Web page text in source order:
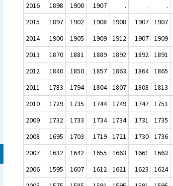
2016
1898 1900 1907 . . .
2015
1897 1902 1908 1908 1907 1907
2014
1900 1905 1909 1912 1907 1909
2013
1870 1881 1889 1892 1892 1891
2012
1840 1850 1857 1863 1864 1865
2011
1783 1794 1804 1807 1808 1813
2010
1729 1735 1744 1749 1747 1751
2009
1732 1733 1734 1734 1731 1735
2008
1695 1703 1719 1721 1730 1736
2007
1632 1642 1655 1663 1661 1663
2006
1595 1607 1612 1621 1623 1624